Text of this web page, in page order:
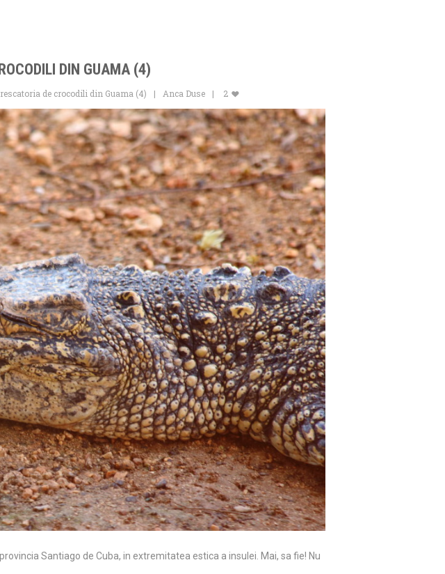
DIN GUAMA (4)
de crocodili din Guama (4) Anca Duse 2
Santiago de Cuba, in extremitatea estica a insulei. Mai, sa fie! Nu